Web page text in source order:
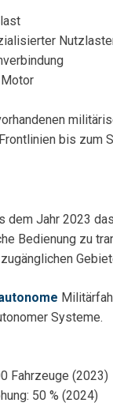
bis zum
dem Jahr 2023
Bedienung zu
Systeme.
Fahrzeuge (2023)
50 % (2024)